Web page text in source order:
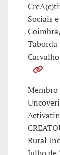
Sociais
Membro
Rural